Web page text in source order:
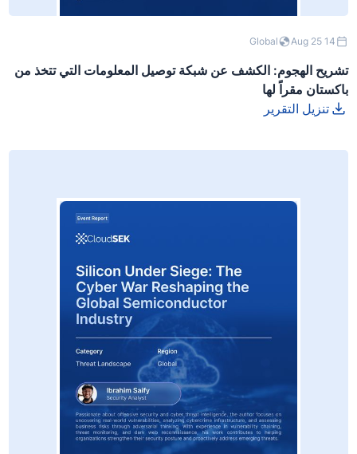
14 Aug 25
Global
تشريح الهجوم: الكشف عن شبكة توصيل المعلومات التي تتخذ من
باكستان مقراً لها
تنزيل التقرير